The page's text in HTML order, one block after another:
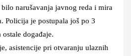
narušavanja javnog reda i mira
Policija je postupala još po 3
događaje.
asistencije pri otvaranju ulaznih